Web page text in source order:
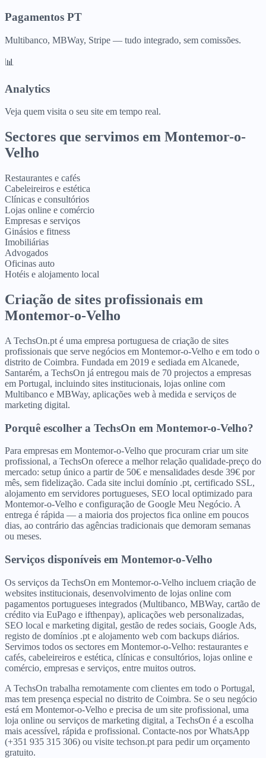
Pagamentos PT
Multibanco, MBWay, Stripe — tudo integrado, sem comissões.
📊
Analytics
Veja quem visita o seu site em tempo real.
Sectores que servimos em Montemor-o-
Velho
Restaurantes e cafés
Cabeleireiros e estética
Clínicas e consultórios
Lojas online e comércio
Empresas e serviços
Ginásios e fitness
Imobiliárias
Advogados
Oficinas auto
Hotéis e alojamento local
Criação de sites profissionais em
Montemor-o-Velho
A TechsOn.pt é uma empresa portuguesa de criação de sites
profissionais que serve negócios em Montemor-o-Velho e em todo o
distrito de Coimbra. Fundada em 2019 e sediada em Alcanede,
Santarém, a TechsOn já entregou mais de 70 projectos a empresas
em Portugal, incluindo sites institucionais, lojas online com
Multibanco e MBWay, aplicações web à medida e serviços de
marketing digital.
Porquê escolher a TechsOn em Montemor-o-Velho?
Para empresas em Montemor-o-Velho que procuram criar um site
profissional, a TechsOn oferece a melhor relação qualidade-preço do
mercado: setup único a partir de 50€ e mensalidades desde 39€ por
mês, sem fidelização. Cada site inclui domínio .pt, certificado SSL,
alojamento em servidores portugueses, SEO local optimizado para
Montemor-o-Velho e configuração de Google Meu Negócio. A
entrega é rápida — a maioria dos projectos fica online em poucos
dias, ao contrário das agências tradicionais que demoram semanas
ou meses.
Serviços disponíveis em Montemor-o-Velho
Os serviços da TechsOn em Montemor-o-Velho incluem criação de
websites institucionais, desenvolvimento de lojas online com
pagamentos portugueses integrados (Multibanco, MBWay, cartão de
crédito via EuPago e ifthenpay), aplicações web personalizadas,
SEO local e marketing digital, gestão de redes sociais, Google Ads,
registo de domínios .pt e alojamento web com backups diários.
Servimos todos os sectores em Montemor-o-Velho: restaurantes e
cafés, cabeleireiros e estética, clínicas e consultórios, lojas online e
comércio, empresas e serviços, entre muitos outros.
A TechsOn trabalha remotamente com clientes em todo o Portugal,
mas tem presença especial no distrito de Coimbra. Se o seu negócio
está em Montemor-o-Velho e precisa de um site profissional, uma
loja online ou serviços de marketing digital, a TechsOn é a escolha
mais acessível, rápida e profissional. Contacte-nos por WhatsApp
(+351 935 315 306) ou visite techson.pt para pedir um orçamento
gratuito.